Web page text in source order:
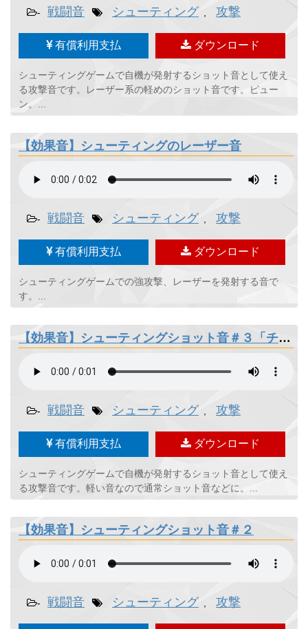
- 戦闘音 シューティング 攻撃
有償利用支払 ダウンロード
シューティングゲームで自機が発射するショット音として使え
る攻撃音です。レーザー系の軽めのショット音です。ピュー
ン。...
【効果音】シューティングのレーザー音
- 戦闘音 シューティング 攻撃
有償利用支払 ダウンロード
シューティングゲームでの強攻撃、レーザーを発射する音で
す。...
【効果音】シューティングショット音＃３「チュン」
- 戦闘音 シューティング 攻撃
有償利用支払 ダウンロード
シューティングゲームで自機が発射するショット音として使え
る攻撃音です。軽い音なので通常ショット音などに。...
【効果音】シューティングショット音＃２
- 戦闘音 シューティング 攻撃